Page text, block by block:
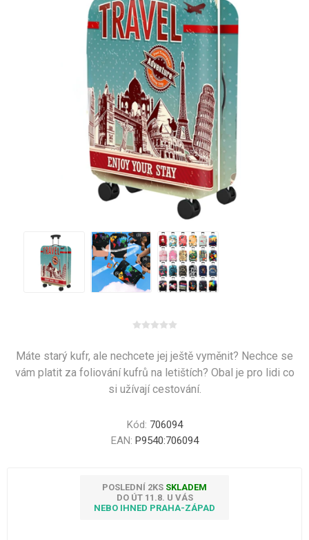
Máte starý kufr, ale nechcete jej ještě vyměnit? Nechce se
vám platit za foliování kufrů na letištích? Obal je pro lidi co
si užívají cestování.
Kód: 706094
EAN: P9540:706094
POSLEDNÍ 2KS SKLADEM
DO ÚT 11.8. U VÁS
NEBO IHNED PRAHA-ZÁPAD